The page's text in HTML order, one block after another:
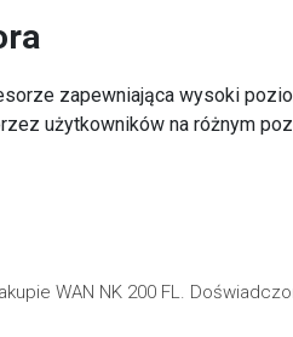
zapewniająca wysoki
użytkowników na różnym
WAN NK 200 FL.